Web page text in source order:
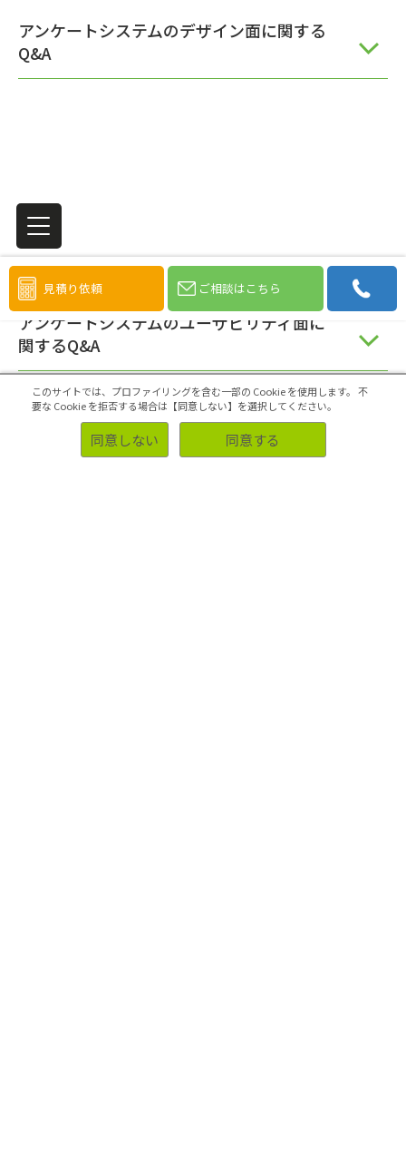
アンケートシステムのデザイン面に関する
Q&A
アンケートシステムのユーザビリティ面に
関するQ&A
見積り依頼 ご相談はこちら
このサイトでは、プロファイリングを含む一部の Cookie を使用します。 不
要な Cookie を拒否する場合は【同意しない】を選択してください。
同意しない 同意する